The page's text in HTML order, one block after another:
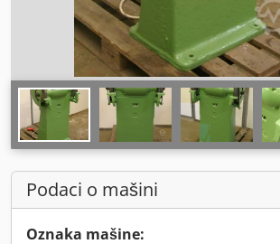
Podaci o mašini
Oznaka mašine: